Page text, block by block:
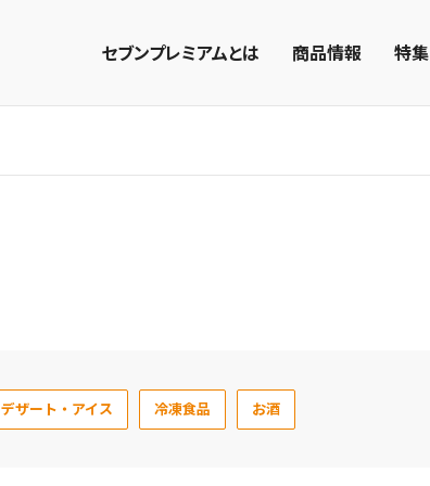
セブンプレミアムとは 商品情報 特集
デザート・アイス 冷凍食品 お酒